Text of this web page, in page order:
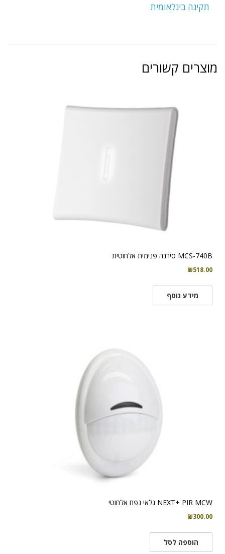
תקינה בינלאומית
מוצרים קשורים
MCS-740B סירנה פנימית אלחוטית
₪518.00
מידע נוסף
NEXT+ PIR MCW גלאי נפח אלחוטי
₪300.00
הוספה לסל